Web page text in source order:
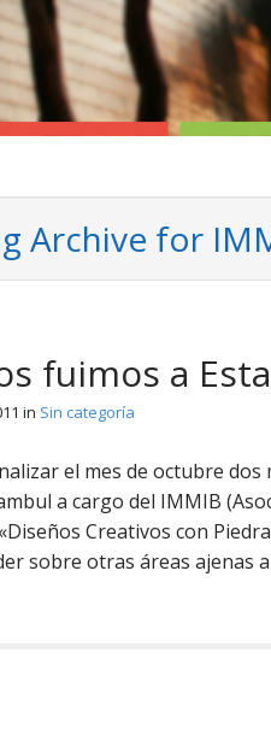
Archive for
fuimos a
in Sin categoría
el mes de octubre
a cargo del IMMIB
Creativos con
sobre otras áreas ajenas